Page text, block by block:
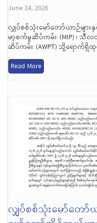
June 24, 2026
လျှပ်စစ်သုံးမော်တော်ယာဉ်မျာ
မာ့စက်မှုဆိပ်ကမ်း (MIP) ၊ သီလ
ဆိပ်ကမ်း (AWPT) သို့ရောက်ရှိထု
Read More
လျှပ်စစ်သုံးမော်တော်